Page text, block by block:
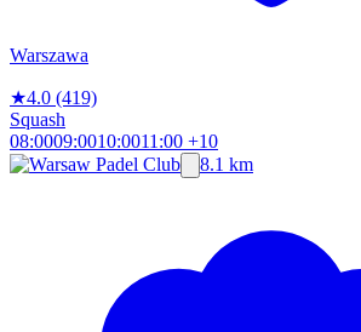
Warszawa
★4.0 (419)
Squash
08:0009:0010:0011:00 +10
8.1 km